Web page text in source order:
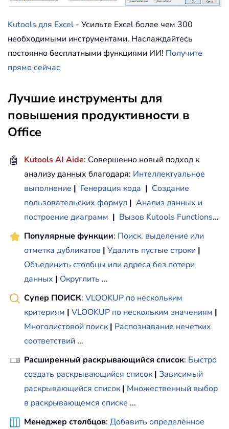
Kutools для Excel - Усильте Excel более чем 300
необходимыми инструментами. Наслаждайтесь
постоянно бесплатными функциями ИИ! Получите
прямо сейчас
Лучшие инструменты для
повышения продуктивности в
Office
🤖 Kutools AI Aide: Совершенно новый подход к
анализу данных благодаря: Интеллектуальное
выполнение | Генерация кода | Создание
пользовательских формул | Анализ данных и
построение диаграмм | Вызов Kutools Functions…
Популярные функции: Поиск, выделение или
отметка дубликатов | Удалить пустые строки |
Объединить столбцы или адреса без потери
данных | Округлить ...
Супер ПОИСК: VLOOKUP по нескольким
критериям | VLOOKUP по нескольким значениям |
Многолистовой поиск | Распознавание нечетких
соответствий ...
Расширенный раскрывающийся список: Быстро
создать раскрывающийся список | Зависимый
раскрывающийся список | Множественный выбор
в раскрывающемся списке ...
Менеджер столбцов: Добавить определённое